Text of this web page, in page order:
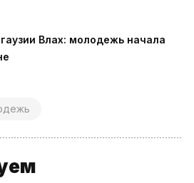
Влах: молодежь начала